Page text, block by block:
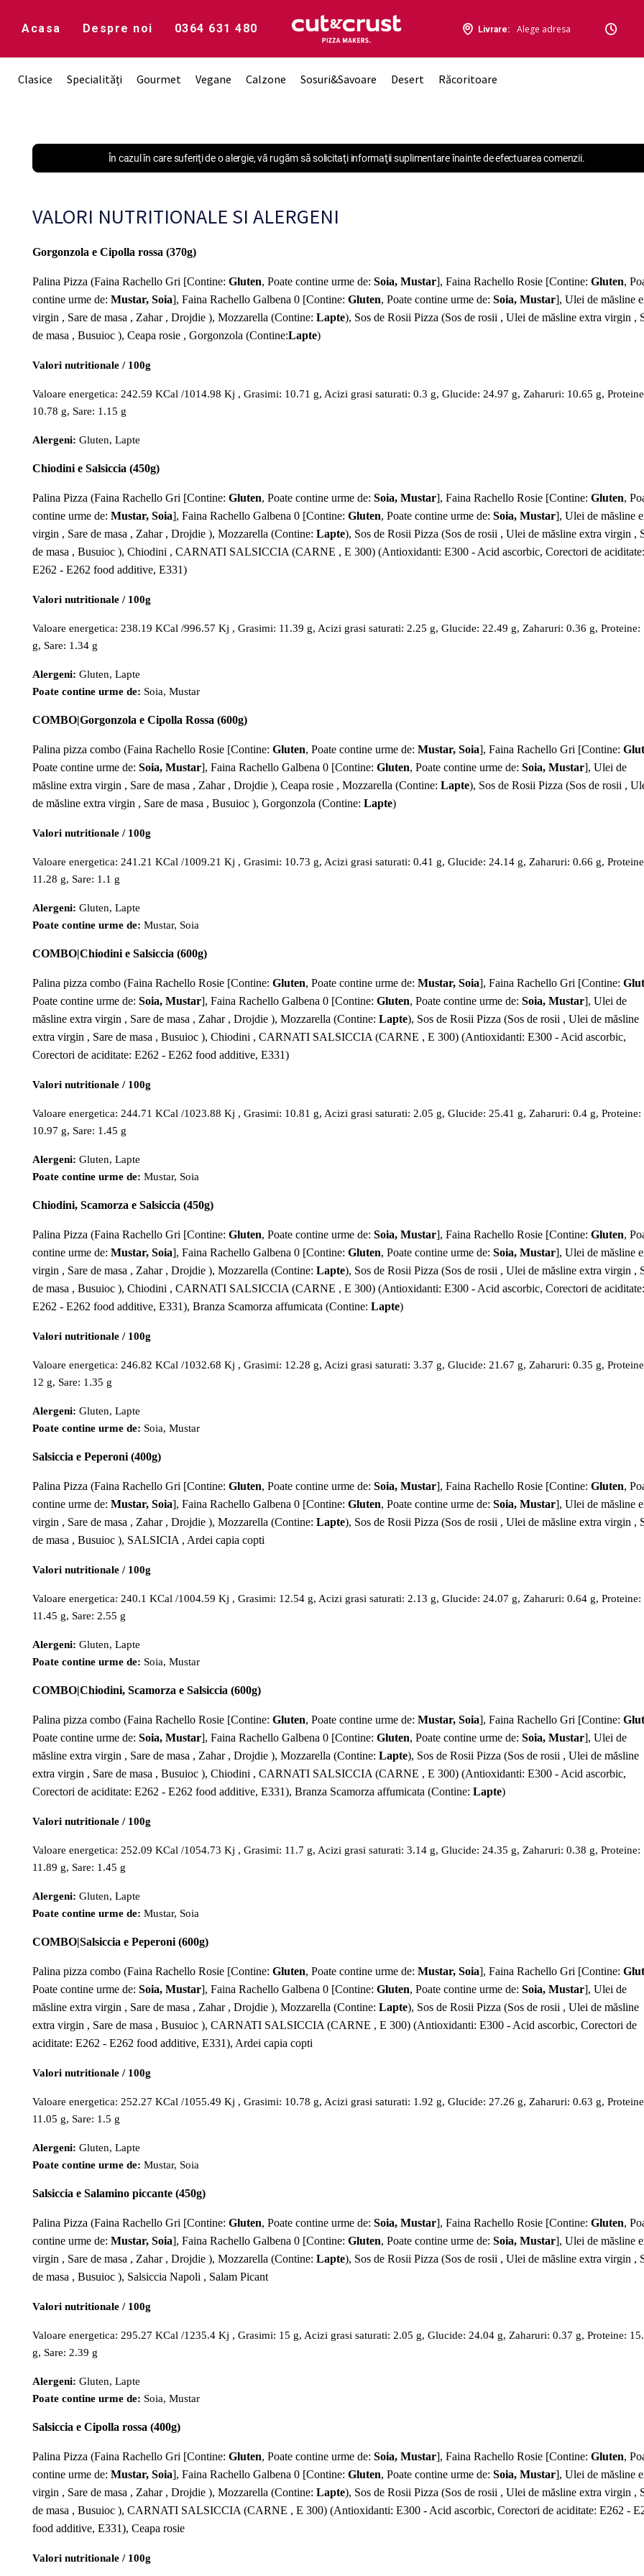
Acasa Despre noi 0364 631 480 Livrare: Alege adresa
Clasice Specialități Gourmet Vegane Calzone Sosuri&Savoare Desert Răcoritoare
În cazul în care suferiţi de o alergie, vă rugăm să solicitaţi informaţii suplimentare înainte de efectuarea comenzii.
VALORI NUTRITIONALE SI ALERGENI
Gorgonzola e Cipolla rossa (370g)
Palina Pizza (Faina Rachello Gri [Contine: Gluten, Poate contine urme de: Soia, Mustar], Faina Rachello Rosie [Contine: Gluten,
contine urme de: Mustar, Soia], Faina Rachello Galbena 0 [Contine: Gluten, Poate contine urme de: Soia, Mustar], Ulei de măsline
virgin , Sare de masa , Zahar , Drojdie ), Mozzarella (Contine: Lapte), Sos de Rosii Pizza (Sos de rosii , Ulei de măsline extra virgin ,
de masa , Busuioc ), Ceapa rosie , Gorgonzola (Contine:Lapte)
Valori nutritionale / 100g
Valoare energetica: 242.59 KCal /1014.98 Kj , Grasimi: 10.71 g, Acizi grasi saturati: 0.3 g, Glucide: 24.97 g, Zaharuri: 10.65 g,
10.78 g, Sare: 1.15 g
Alergeni: Gluten, Lapte
Chiodini e Salsiccia (450g)
Palina Pizza (Faina Rachello Gri [Contine: Gluten, Poate contine urme de: Soia, Mustar], Faina Rachello Rosie [Contine: Gluten,
contine urme de: Mustar, Soia], Faina Rachello Galbena 0 [Contine: Gluten, Poate contine urme de: Soia, Mustar], Ulei de măsline
virgin , Sare de masa , Zahar , Drojdie ), Mozzarella (Contine: Lapte), Sos de Rosii Pizza (Sos de rosii , Ulei de măsline extra virgin ,
de masa , Busuioc ), Chiodini , CARNATI SALSICCIA (CARNE , E 300) (Antioxidanti: E300 - Acid ascorbic, Corectori de aciditate:
E262 - E262 food additive, E331)
Valori nutritionale / 100g
Valoare energetica: 238.19 KCal /996.57 Kj , Grasimi: 11.39 g, Acizi grasi saturati: 2.25 g, Glucide: 22.49 g, Zaharuri: 0.36 g, Proteine:
g, Sare: 1.34 g
Alergeni: Gluten, Lapte
Poate contine urme de: Soia, Mustar
COMBO|Gorgonzola e Cipolla Rossa (600g)
Palina pizza combo (Faina Rachello Rosie [Contine: Gluten, Poate contine urme de: Mustar, Soia], Faina Rachello Gri [Contine:
Poate contine urme de: Soia, Mustar], Faina Rachello Galbena 0 [Contine: Gluten, Poate contine urme de: Soia, Mustar], Ulei de
măsline extra virgin , Sare de masa , Zahar , Drojdie ), Ceapa rosie , Mozzarella (Contine: Lapte), Sos de Rosii Pizza (Sos de rosii ,
de măsline extra virgin , Sare de masa , Busuioc ), Gorgonzola (Contine: Lapte)
Valori nutritionale / 100g
Valoare energetica: 241.21 KCal /1009.21 Kj , Grasimi: 10.73 g, Acizi grasi saturati: 0.41 g, Glucide: 24.14 g, Zaharuri: 0.66 g,
11.28 g, Sare: 1.1 g
Alergeni: Gluten, Lapte
Poate contine urme de: Mustar, Soia
COMBO|Chiodini e Salsiccia (600g)
Palina pizza combo (Faina Rachello Rosie [Contine: Gluten, Poate contine urme de: Mustar, Soia], Faina Rachello Gri [Contine:
Poate contine urme de: Soia, Mustar], Faina Rachello Galbena 0 [Contine: Gluten, Poate contine urme de: Soia, Mustar], Ulei de
măsline extra virgin , Sare de masa , Zahar , Drojdie ), Mozzarella (Contine: Lapte), Sos de Rosii Pizza (Sos de rosii , Ulei de măsline
extra virgin , Sare de masa , Busuioc ), Chiodini , CARNATI SALSICCIA (CARNE , E 300) (Antioxidanti: E300 - Acid ascorbic,
Corectori de aciditate: E262 - E262 food additive, E331)
Valori nutritionale / 100g
Valoare energetica: 244.71 KCal /1023.88 Kj , Grasimi: 10.81 g, Acizi grasi saturati: 2.05 g, Glucide: 25.41 g, Zaharuri: 0.4 g, Proteine:
10.97 g, Sare: 1.45 g
Alergeni: Gluten, Lapte
Poate contine urme de: Mustar, Soia
Chiodini, Scamorza e Salsiccia (450g)
Palina Pizza (Faina Rachello Gri [Contine: Gluten, Poate contine urme de: Soia, Mustar], Faina Rachello Rosie [Contine: Gluten,
contine urme de: Mustar, Soia], Faina Rachello Galbena 0 [Contine: Gluten, Poate contine urme de: Soia, Mustar], Ulei de măsline
virgin , Sare de masa , Zahar , Drojdie ), Mozzarella (Contine: Lapte), Sos de Rosii Pizza (Sos de rosii , Ulei de măsline extra virgin ,
de masa , Busuioc ), Chiodini , CARNATI SALSICCIA (CARNE , E 300) (Antioxidanti: E300 - Acid ascorbic, Corectori de aciditate:
E262 - E262 food additive, E331), Branza Scamorza affumicata (Contine: Lapte)
Valori nutritionale / 100g
Valoare energetica: 246.82 KCal /1032.68 Kj , Grasimi: 12.28 g, Acizi grasi saturati: 3.37 g, Glucide: 21.67 g, Zaharuri: 0.35 g,
12 g, Sare: 1.35 g
Alergeni: Gluten, Lapte
Poate contine urme de: Soia, Mustar
Salsiccia e Peperoni (400g)
Palina Pizza (Faina Rachello Gri [Contine: Gluten, Poate contine urme de: Soia, Mustar], Faina Rachello Rosie [Contine: Gluten,
contine urme de: Mustar, Soia], Faina Rachello Galbena 0 [Contine: Gluten, Poate contine urme de: Soia, Mustar], Ulei de măsline
virgin , Sare de masa , Zahar , Drojdie ), Mozzarella (Contine: Lapte), Sos de Rosii Pizza (Sos de rosii , Ulei de măsline extra virgin ,
de masa , Busuioc ), SALSICIA , Ardei capia copti
Valori nutritionale / 100g
Valoare energetica: 240.1 KCal /1004.59 Kj , Grasimi: 12.54 g, Acizi grasi saturati: 2.13 g, Glucide: 24.07 g, Zaharuri: 0.64 g, Proteine:
11.45 g, Sare: 2.55 g
Alergeni: Gluten, Lapte
Poate contine urme de: Soia, Mustar
COMBO|Chiodini, Scamorza e Salsiccia (600g)
Palina pizza combo (Faina Rachello Rosie [Contine: Gluten, Poate contine urme de: Mustar, Soia], Faina Rachello Gri [Contine:
Poate contine urme de: Soia, Mustar], Faina Rachello Galbena 0 [Contine: Gluten, Poate contine urme de: Soia, Mustar], Ulei de
măsline extra virgin , Sare de masa , Zahar , Drojdie ), Mozzarella (Contine: Lapte), Sos de Rosii Pizza (Sos de rosii , Ulei de măsline
extra virgin , Sare de masa , Busuioc ), Chiodini , CARNATI SALSICCIA (CARNE , E 300) (Antioxidanti: E300 - Acid ascorbic,
Corectori de aciditate: E262 - E262 food additive, E331), Branza Scamorza affumicata (Contine: Lapte)
Valori nutritionale / 100g
Valoare energetica: 252.09 KCal /1054.73 Kj , Grasimi: 11.7 g, Acizi grasi saturati: 3.14 g, Glucide: 24.35 g, Zaharuri: 0.38 g, Proteine:
11.89 g, Sare: 1.45 g
Alergeni: Gluten, Lapte
Poate contine urme de: Mustar, Soia
COMBO|Salsiccia e Peperoni (600g)
Palina pizza combo (Faina Rachello Rosie [Contine: Gluten, Poate contine urme de: Mustar, Soia], Faina Rachello Gri [Contine:
Poate contine urme de: Soia, Mustar], Faina Rachello Galbena 0 [Contine: Gluten, Poate contine urme de: Soia, Mustar], Ulei de
măsline extra virgin , Sare de masa , Zahar , Drojdie ), Mozzarella (Contine: Lapte), Sos de Rosii Pizza (Sos de rosii , Ulei de măsline
extra virgin , Sare de masa , Busuioc ), CARNATI SALSICCIA (CARNE , E 300) (Antioxidanti: E300 - Acid ascorbic, Corectori de
aciditate: E262 - E262 food additive, E331), Ardei capia copti
Valori nutritionale / 100g
Valoare energetica: 252.27 KCal /1055.49 Kj , Grasimi: 10.78 g, Acizi grasi saturati: 1.92 g, Glucide: 27.26 g, Zaharuri: 0.63 g,
11.05 g, Sare: 1.5 g
Alergeni: Gluten, Lapte
Poate contine urme de: Mustar, Soia
Salsiccia e Salamino piccante (450g)
Palina Pizza (Faina Rachello Gri [Contine: Gluten, Poate contine urme de: Soia, Mustar], Faina Rachello Rosie [Contine: Gluten,
contine urme de: Mustar, Soia], Faina Rachello Galbena 0 [Contine: Gluten, Poate contine urme de: Soia, Mustar], Ulei de măsline
virgin , Sare de masa , Zahar , Drojdie ), Mozzarella (Contine: Lapte), Sos de Rosii Pizza (Sos de rosii , Ulei de măsline extra virgin ,
de masa , Busuioc ), Salsiccia Napoli , Salam Picant
Valori nutritionale / 100g
Valoare energetica: 295.27 KCal /1235.4 Kj , Grasimi: 15 g, Acizi grasi saturati: 2.05 g, Glucide: 24.04 g, Zaharuri: 0.37 g, Proteine:
g, Sare: 2.39 g
Alergeni: Gluten, Lapte
Poate contine urme de: Soia, Mustar
Salsiccia e Cipolla rossa (400g)
Palina Pizza (Faina Rachello Gri [Contine: Gluten, Poate contine urme de: Soia, Mustar], Faina Rachello Rosie [Contine: Gluten,
contine urme de: Mustar, Soia], Faina Rachello Galbena 0 [Contine: Gluten, Poate contine urme de: Soia, Mustar], Ulei de măsline
virgin , Sare de masa , Zahar , Drojdie ), Mozzarella (Contine: Lapte), Sos de Rosii Pizza (Sos de rosii , Ulei de măsline extra virgin ,
de masa , Busuioc ), CARNATI SALSICCIA (CARNE , E 300) (Antioxidanti: E300 - Acid ascorbic, Corectori de aciditate: E262 -
food additive, E331), Ceapa rosie
Valori nutritionale / 100g